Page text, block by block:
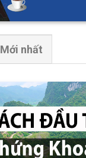
Mới nhất